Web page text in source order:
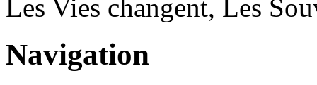
Les Vies changent, Les
Navigation